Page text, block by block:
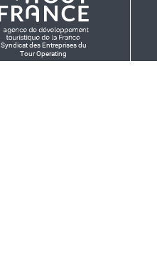
Syndicat des Entreprises du
Tour Operating